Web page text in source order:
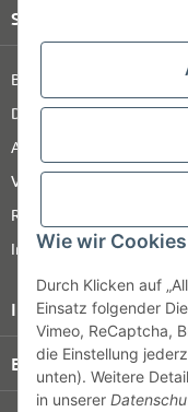
Wie wir
Durch Klicken auf
Einsatz folgender
Vimeo, ReCaptcha,
die Einstellung
unten). Weitere
in unserer
Shop Service
Datenschutz
AGB
Versandinformationen
Retour
Impressum
Informationen
Bezahlung & Versand